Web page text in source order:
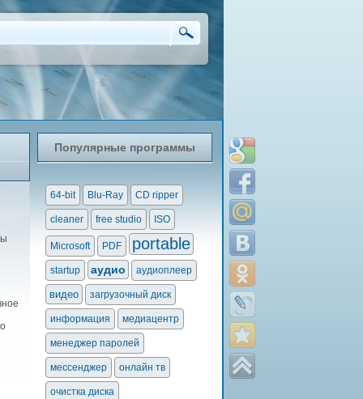
Популярные программы
64-bit Blu-Ray CD ripper
cleaner free studio ISO
Microsoft PDF portable
startup аудио аудиоплеер
видео загрузочный диск
информация медиацентр
менеджер паролей
мессенджер онлайн тв
очистка диска